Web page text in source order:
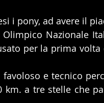
i pony, ad avere il
Nazionale
per la prima
e tecnico
km. a tre stelle che